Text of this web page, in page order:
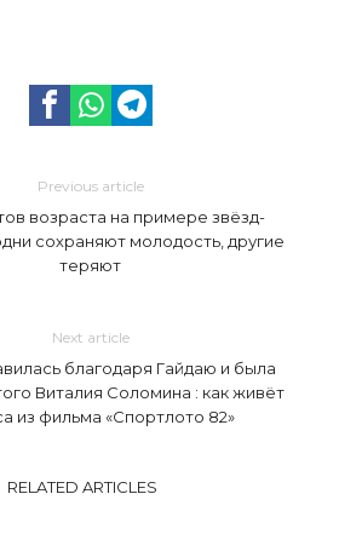
Previous article
возраста на примере звёзд-
сохраняют молодость, другие
теряют
Next article
благодаря Гайдаю и была
Виталия Соломина : как живёт
из фильма «Спортлото 82»
RELATED ARTICLES